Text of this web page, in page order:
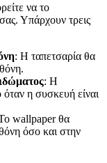
να το
Υπάρχουν τρεις
: Η ταπετσαρία θα
: Η
όταν η συσκευή είναι
wallpaper θα
όσο και στην